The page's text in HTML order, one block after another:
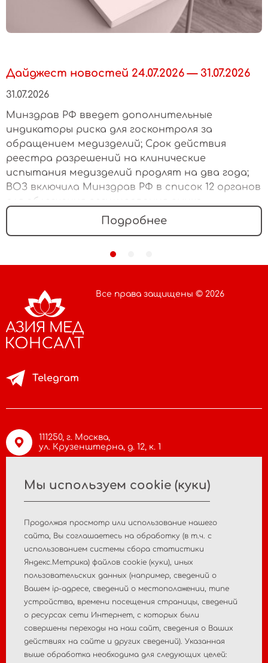
Дайджест новостей 24.07.2026 — 31.07.2026
31.07.2026
Минздрав РФ введет дополнительные
индикаторы риска для госконтроля за
обращением медизделий; Срок действия
реестра разрешений на клинические
испытания медизделий продлят на два года;
ВОЗ включила Минздрав РФ в список 12 органов
для облегчения регулирования рынка
Подробнее
Все права защищены © 2026
111250, г. Москва,
ул. Крузенштерна, д. 12, к. 1
info@asiamc.ru
+7 495 988 47 44
Telegram
Главная О компании
Регистрация МИ
Пострегистрационный
мониторинг
Мы используем cookie (куки)
Продолжая просмотр или использование нашего
cайта, Вы соглашаетесь на обработку (в т.ч. с
использованием системы сбора статистики
Яндекс.Метрика) файлов cookie (куки), иных
пользовательских данных (например, сведений о
Вашем ip-адресе, сведений о местоположении, типе
устройства, времени посещения страницы, сведений
о ресурсах сети Интернет, с которых были
совершены переходы на наш сайт, сведения о Ваших
действиях на сайте и других сведений). Указанная
выше обработка необходима для следующих целей: